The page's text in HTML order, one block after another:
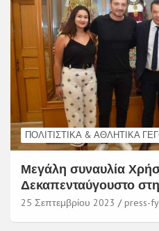
ΠΟΛΙΤΙΣΤΙΚΆ & ΑΘΛΗΤΙΚΆ
Μεγάλη συναυλία
Δεκαπενταύγουστο
25 Σεπτεμβρίου 2023 press-